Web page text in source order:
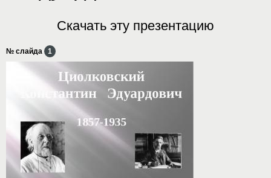
Скачать эту презентацию
№ слайда 1